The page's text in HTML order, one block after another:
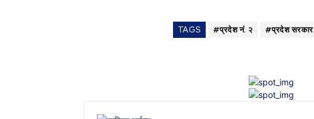
TAGS #प्रदेश नं. २ #प्रदेश सरकार